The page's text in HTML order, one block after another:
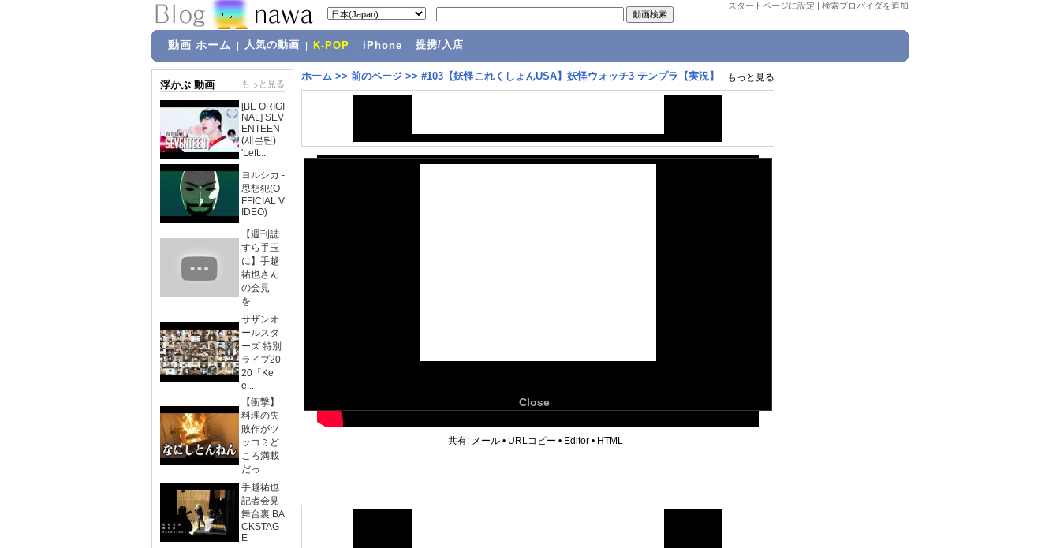
スタートページに設定 | 検索プロバイダを追加
動画 ホーム 人気の動画 K-POP iPhone 提携/入店
浮かぶ 動画 もっと見る
[BE ORIGI
NAL] SEV
ENTEEN
(세븐틴)
'Left...
ヨルシカ -
思想犯(O
FFICIAL V
IDEO)
【週刊誌
すら手玉
に】手越
祐也さん
の会見
を...
サザンオ
ールスタ
ーズ 特別
ライブ20
20「Ke
e...
【衝撃】
料理の失
敗作がツ
ッコミど
ころ満載
だっ...
手越祐也
記者会見
舞台裏 BA
CKSTAG
E
ホーム >> 前のページ >> #103【妖怪これくしょんUSA】妖怪ウォッチ3 テンプラ【実況】 もっと見る
Close
共有: メール • URLコピー • Editor • HTML